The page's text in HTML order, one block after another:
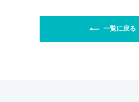
一覧に戻る